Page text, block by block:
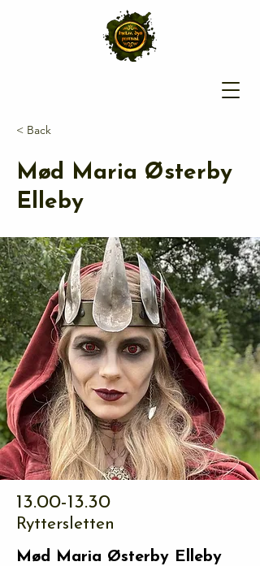
< Back
Mød Maria Østerby
Elleby
13.00-13.30
Ryttersletten
Mød Maria Østerby Elleby